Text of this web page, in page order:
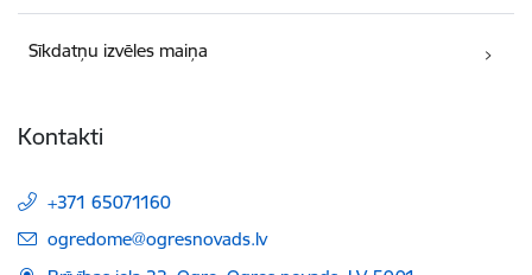
Sīkdatņu izvēles maiņa
Kontakti
+371 65071160
E-pasts:
ogredome@ogresnovads.lv